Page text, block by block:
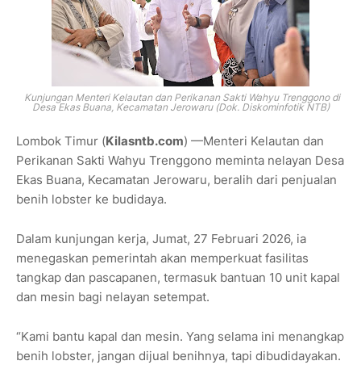
Kunjungan Menteri Kelautan dan Perikanan Sakti Wahyu Trenggono di
Desa Ekas Buana, Kecamatan Jerowaru (Dok. Diskominfotik NTB)
Lombok Timur (Kilasntb.com) —Menteri Kelautan dan
Perikanan Sakti Wahyu Trenggono meminta nelayan Desa
Ekas Buana, Kecamatan Jerowaru, beralih dari penjualan
benih lobster ke budidaya.
Dalam kunjungan kerja, Jumat, 27 Februari 2026, ia
menegaskan pemerintah akan memperkuat fasilitas
tangkap dan pascapanen, termasuk bantuan 10 unit kapal
dan mesin bagi nelayan setempat.
“Kami bantu kapal dan mesin. Yang selama ini menangkap
benih lobster, jangan dijual benihnya, tapi dibudidayakan.